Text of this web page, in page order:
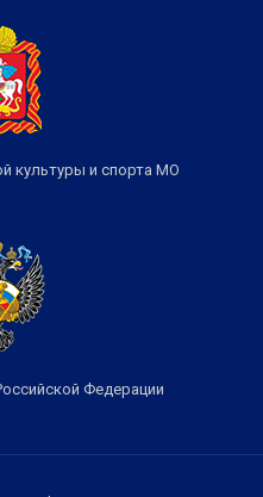
культуры и спорта МО
Федерации